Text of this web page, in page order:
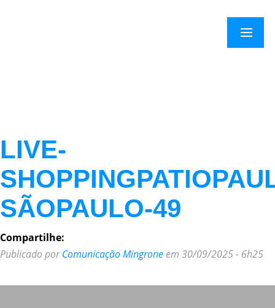
Menu
LIVE-
SÃOPAULO-49
Compartilhe:
Publicado porComunicação Mingrone em 30/09/2025 - 6h25